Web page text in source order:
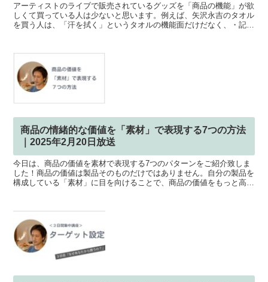
アーティストのライブで販売されているグッズを「商品の機能」が欲
しくて買っている人は少ないと思います。例えば、矢沢永吉のタオル
を買う人は、「汗を拭く」というタオルの機能面だけだなく、・記念
商品の情緒的な価値を「素材」で表現する7つの方法
｜2025年2月20日放送
今日は、商品の価値を素材で表現する7つのパターンをご紹介致しま
した！商品の価値は製品そのものだけではありません。自分の製品を
構成している「素材」に目を向けることで、商品の価値をもっと高め